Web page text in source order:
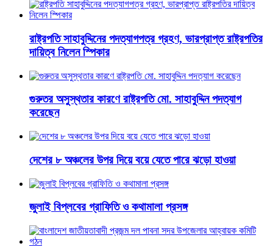
রাষ্ট্রপতি সাহাবুদ্দিনের পদত্যাগপত্র গ্রহণ, ভারপ্রাপ্ত রাষ্ট্রপতির
দায়িত্ব নিলেন স্পিকার
গুরুতর অসুস্থতার কারণে রাষ্ট্রপতি মো. সাহাবুদ্দিন পদত্যাগ
করেছেন
দেশের ৮ অঞ্চলের উপর দিয়ে বয়ে যেতে পারে ঝড়ো হাওয়া
জুলাই বিপ্লবের গ্রাফিতি ও কথামালা প্রসঙ্গ